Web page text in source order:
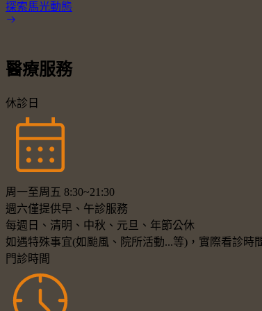
探索馬光動態
醫療服務
休診日
周一至周五 8:30~21:30
週六僅提供早、午診服務
每週日、清明、中秋、元旦、年節公休
如遇特殊事宜(如颱風、院所活動...等)，實際看診時
門診時間